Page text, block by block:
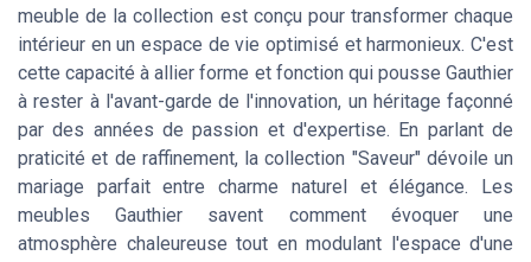
meuble de la collection est conçu pour transformer chaque
intérieur en un espace de vie optimisé et harmonieux. C'est
cette capacité à allier forme et fonction qui pousse Gauthier
à rester à l'avant-garde de l'innovation, un héritage façonné
par des années de passion et d'expertise. En parlant de
praticité et de raffinement, la collection "Saveur" dévoile un
mariage parfait entre charme naturel et élégance. Les
meubles Gauthier savent comment évoquer une
atmosphère chaleureuse tout en modulant l'espace d'une